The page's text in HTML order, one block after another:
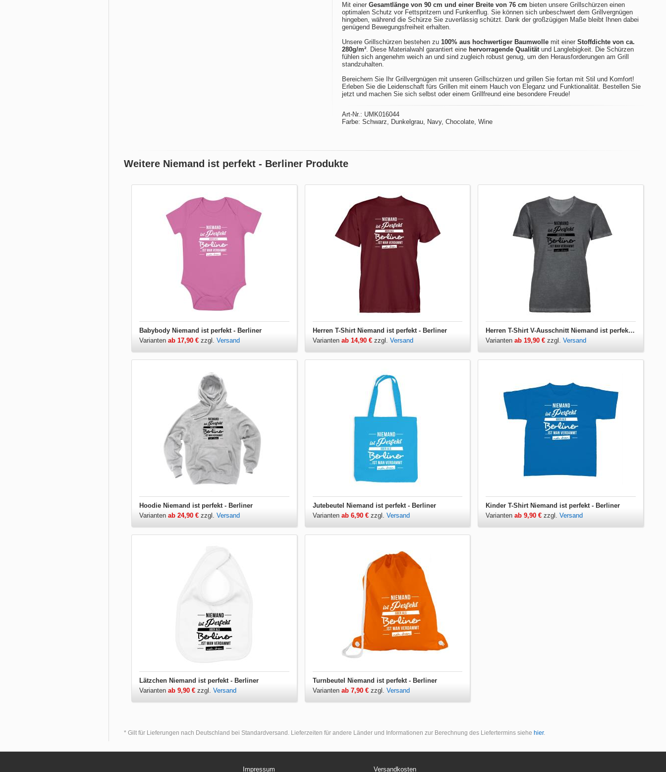
Mit einer Gesamtlänge von 90 cm und einer Breite von 76 cm bieten unsere Grillschürzen einen
optimalen Schutz vor Fettspritzern und Funkenflug. Sie können sich unbeschwert dem Grillvergnügen
hingeben, während die Schürze Sie zuverlässig schützt. Dank der großzügigen Maße bleibt Ihnen dabei
genügend Bewegungsfreiheit erhalten.
Unsere Grillschürzen bestehen zu 100% aus hochwertiger Baumwolle mit einer Stoffdichte von ca.
280g/m² . Diese Materialwahl garantiert eine hervorragende Qualität und Langlebigkeit. Die Schürzen
fühlen sich angenehm weich an und sind zugleich robust genug, um den Herausforderungen am Grill
standzuhalten.
Bereichern Sie Ihr Grillvergnügen mit unseren Grillschürzen und grillen Sie fortan mit Stil und Komfort!
Erleben Sie die Leidenschaft fürs Grillen mit einem Hauch von Eleganz und Funktionalität. Bestellen Sie
jetzt und machen Sie sich selbst oder einem Grillfreund eine besondere Freude!
Art-Nr.: UMK016044
Farbe: Schwarz, Dunkelgrau, Navy, Chocolate, Wine
Weitere Niemand ist perfekt - Berliner Produkte
Babybody Niemand ist perfekt - Berliner
Varianten ab 17,90 € zzgl. Versand
Herren T-Shirt Niemand ist perfekt - Berliner
Varianten ab 14,90 €zzgl. Versand
Herren T-Shirt V-Ausschnitt Niemand ist perfekt - Berliner
Variantenab 19,90 € zzgl.Versand
Hoodie Niemand ist perfekt - Berliner
Varianten ab 24,90 € zzgl. Versand
Jutebeutel Niemand ist perfekt - Berliner
Varianten ab 6,90 €zzgl. Versand
Kinder T-Shirt Niemand ist perfekt - Berliner
Variantenab 9,90 € zzgl.Versand
Lätzchen Niemand ist perfekt - Berliner
Varianten ab 9,90 € zzgl. Versand
Turnbeutel Niemand ist perfekt - Berliner
Varianten ab 7,90 €zzgl. Versand
* Gilt für Lieferungen nach Deutschland bei Standardversand. Lieferzeiten für andere Länder und Informationen zur Berechnung des Liefertermins siehe hier.
Impressum Versandkosten